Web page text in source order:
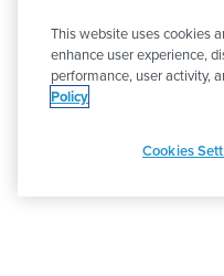
CODE
This website uses cookies
enhance user experience,
performance, user activity,
Policy
Cookies